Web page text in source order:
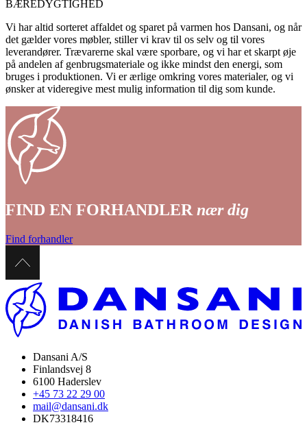
BÆREDYGTIGHED
Vi har altid sorteret affaldet og sparet på varmen hos Dansani, og når
det gælder vores møbler, stiller vi krav til os selv og til vores
leverandører. Trævarerne skal være sporbare, og vi har et skarpt øje
på andelen af genbrugsmateriale og ikke mindst den energi, som
bruges i produktionen. Vi er ærlige omkring vores materialer, og vi
ønsker at videregive mest mulig information til dig som kunde.
FIND EN FORHANDLER nær dig
Find forhandler
Dansani A/S
Finlandsvej 8
6100 Haderslev
+45 73 22 29 00
mail@dansani.dk
DK73318416